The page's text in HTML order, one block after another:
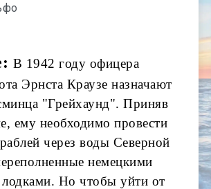
В 1942 году офицера
Эрнста Краузе назначают
"Грейхаунд". Приняв
ему необходимо провести
через воды Северной
немецкими
Но чтобы уйти от